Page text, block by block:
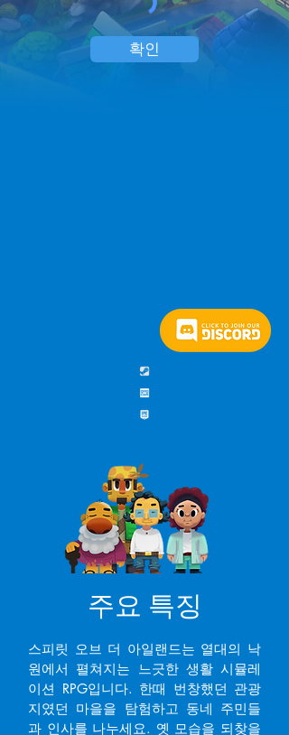
확인
주요 특징
스피릿 오브 더 아일랜드는 열대의 낙
원에서 펼쳐지는 느긋한 생활 시뮬레
이션 RPG입니다. 한때 번창했던 관광
지였던 마을을 탐험하고 동네 주민들
과 인사를 나누세요. 옛 모습을 되찾을